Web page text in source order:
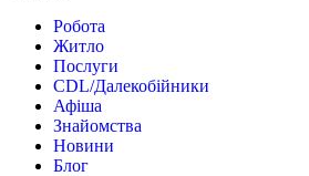
Робота
Житло
Послуги
CDL/Далекобійники
Афіша
Знайомства
Новини
Блог